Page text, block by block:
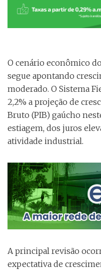
O cenário econômico
segue apontando
moderado. O Sistema
2,2% a projeção de
Bruto (PIB) gaúcho
estiagem, dos juros
atividade industrial.
A principal revisão
expectativa de